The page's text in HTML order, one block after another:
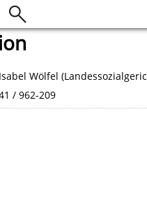
Wölfel
/ 962-209